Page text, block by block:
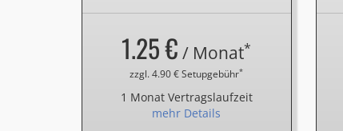
1.25 € / Monat*
zzgl. 4.90 € Setupgebühr*
1 Monat Vertragslaufzeit
mehr Details